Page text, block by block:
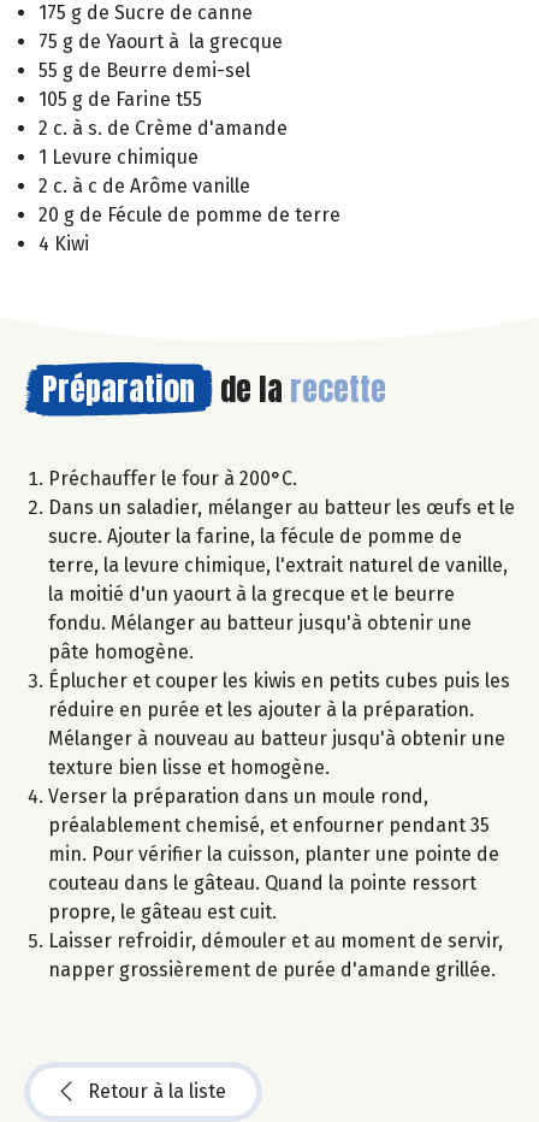
175 g de Sucre de canne
75 g de Yaourt à la grecque
55 g de Beurre demi-sel
105 g de Farine t55
2 c. à s. de Crème d'amande
1 Levure chimique
2 c. à c de Arôme vanille
20 g de Fécule de pomme de terre
4 Kiwi
Préparation de la recette
Préchauffer le four à 200°C.
Dans un saladier, mélanger au batteur les œufs et le
sucre. Ajouter la farine, la fécule de pomme de
terre, la levure chimique, l'extrait naturel de vanille,
la moitié d'un yaourt à la grecque et le beurre
fondu. Mélanger au batteur jusqu'à obtenir une
pâte homogène.
Éplucher et couper les kiwis en petits cubes puis les
réduire en purée et les ajouter à la préparation.
Mélanger à nouveau au batteur jusqu'à obtenir une
texture bien lisse et homogène.
Verser la préparation dans un moule rond,
préalablement chemisé, et enfourner pendant 35
min. Pour vérifier la cuisson, planter une pointe de
couteau dans le gâteau. Quand la pointe ressort
propre, le gâteau est cuit.
Laisser refroidir, démouler et au moment de servir,
napper grossièrement de purée d'amande grillée.
Retour à la liste